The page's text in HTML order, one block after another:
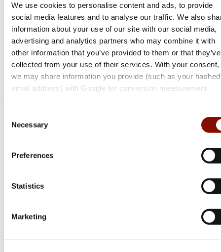
We use cookies to personalise content and ads, to provide
social media features and to analyse our traffic. We also
information about your use of our site with our social media,
advertising and analytics partners who may combine it with
other information that you’ve provided to them or that they’ve
collected from your use of their services. With your consent,
we may share information you provide (such as your hashed
email address) with Google for conversion measurement.
Selection
Necessary
Preferences
Statistics
Marketing
Innomount
QD Blaser | 30 mm
Flera varianter
Innomount
Höjdextender | 30mm +6
Flera varianter